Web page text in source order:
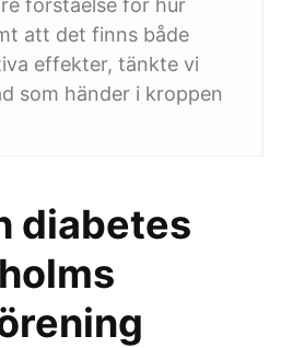
förståelse för hur
att det finns både
effekter, tänkte vi
som händer i kroppen
diabetes